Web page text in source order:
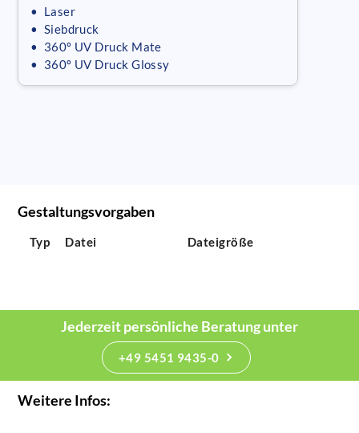
• Laser
• Siebdruck
• 360º UV Druck Mate
• 360º UV Druck Glossy
Gestaltungsvorgaben
Typ Datei Dateigröße
Jederzeit persönliche Beratung unter
+49 5451 9435-0
Weitere Infos: